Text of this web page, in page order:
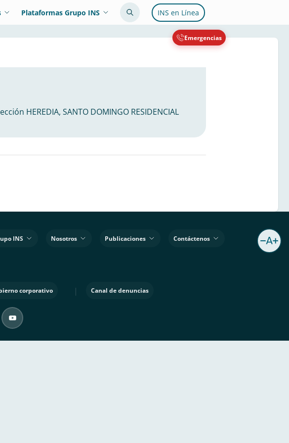
Plataformas Grupo INS INS en Línea
Emergencias
HEREDIA, SANTO DOMINGO RESIDENCIAL
INS Nosotros Publicaciones Contáctenos
corporativo | Canal de denuncias